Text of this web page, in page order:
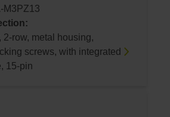
M3PZ13
2-row, metal housing,
screws, with integrated
15-pin